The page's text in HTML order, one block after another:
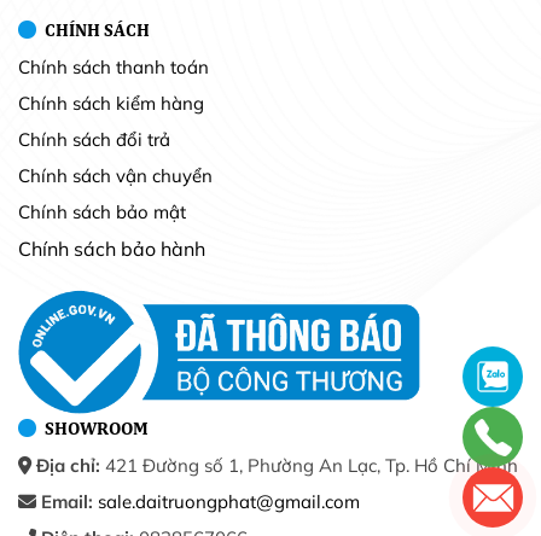
CHÍNH SÁCH
Chính sách thanh toán
Chính sách kiểm hàng
Chính sách đổi trả
Chính sách vận chuyển
Chính sách bảo mật
Chính sách bảo hành
SHOWROOM
Địa chỉ: 421 Đường số 1, Phường An Lạc, Tp. Hồ Chí Minh
Email: sale.daitruongphat@gmail.com